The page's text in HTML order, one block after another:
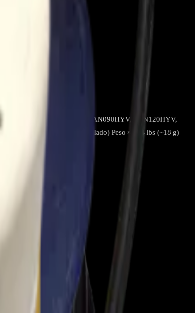
tipo bomba de calor como LAN090HYV, LAN120HYV,
× 2.54 cm (1 pulgada por lado) Peso ≈0.04 lbs (~18 g)